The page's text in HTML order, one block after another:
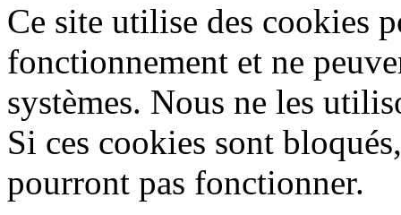
Ce site utilise des cookies
fonctionnement et ne
systèmes. Nous ne les
Si ces cookies sont
pourront pas fonctionner.